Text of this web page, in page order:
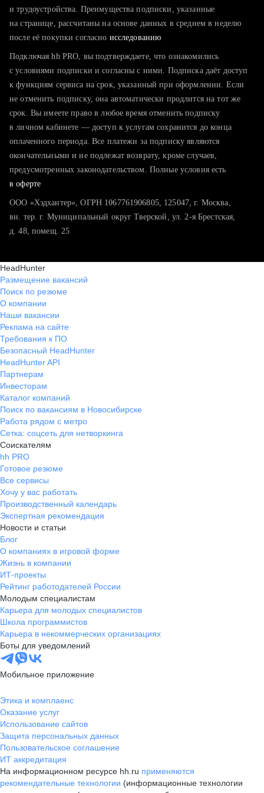
тратите много времени на поиск и вручную поднимаете
хотите сравнить себя с конкурентами и оценить шансы
и трудоустройства. Преимущества подписки, указанные
на странице, рассчитаны на основе данных в среднем в неделю
после её покупки согласно исследованию
Подключая hh PRO, вы подтверждаете, что ознакомились
с условиями подписки и согласны с ними. Подписка даёт доступ
к функциям сервиса на срок, указанный при оформлении. Если
не отменить подписку, она автоматически продлится на тот же
срок. Вы имеете право в любое время отменить подписку
в личном кабинете — доступ к услугам сохранится до конца
оплаченного периода. Все платежи за подписку являются
окончательными и не подлежат возврату, кроме случаев,
предусмотренных законодательством. Полные условия есть
в оферте
ООО «Хэдхантер», ОГРН 1067761906805, 125047, г. Москва,
вн. тер. г. Муниципальный округ Тверской, ул. 2-я Брестская,
д. 48, помещ. 25
HeadHunter
Размещение вакансий
Поиск по резюме
О компании
Наши вакансии
Реклама на сайте
Требования к ПО
Безопасный HeadHunter
HeadHunter API
Партнерам
Инвесторам
Каталог компаний
Поиск по вакансиям в Новосибирске
Работа рядом с метро
Сетка: соцсеть для нетворкинга
Соискателям
hh PRO
Готовое резюме
Все сервисы
Хочу у вас работать
Производственный календарь
Экспертная рекомендация
Новости и статьи
Блог
О компаниях в игровой форме
Жизнь в компании
ИТ-проекты
Рейтинг работодателей России
Молодым специалистам
Карьера для молодых специалистов
Школа программистов
Карьера в некоммерческих организациях
Боты для уведомлений
Мобильное приложение
Этика и комплаенс
Оказание услуг
Использование сайтов
Защита персональных данных
Пользовательское соглашение
ИТ аккредитация
На информационном ресурсе hh.ru применяются
рекомендательные технологии (информационные технологии